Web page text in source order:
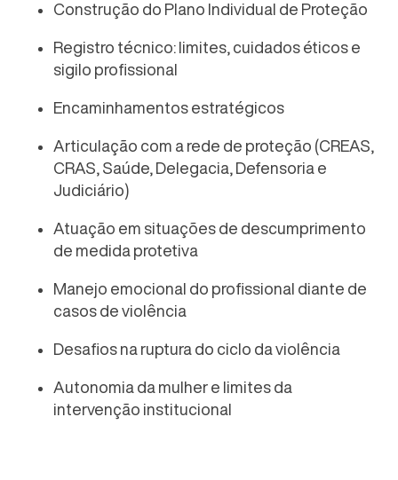
Construção do Plano Individual de Proteção
Registro técnico: limites, cuidados éticos e
sigilo profissional
Encaminhamentos estratégicos
Articulação com a rede de proteção (CREAS,
CRAS, Saúde, Delegacia, Defensoria e
Judiciário)
Atuação em situações de descumprimento
de medida protetiva
Manejo emocional do profissional diante de
casos de violência
Desafios na ruptura do ciclo da violência
Autonomia da mulher e limites da
intervenção institucional